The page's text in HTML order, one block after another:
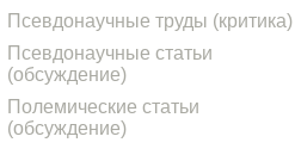
Псевдонаучные труды (критика)
Псевдонаучные статьи
(обсуждение)
Полемические статьи
(обсуждение)